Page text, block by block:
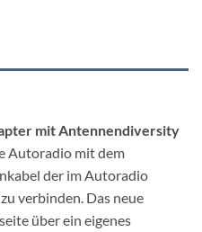
mit Antennendiversity
Autoradio mit dem
der im Autoradio
verbinden. Das neue
über ein eigenes